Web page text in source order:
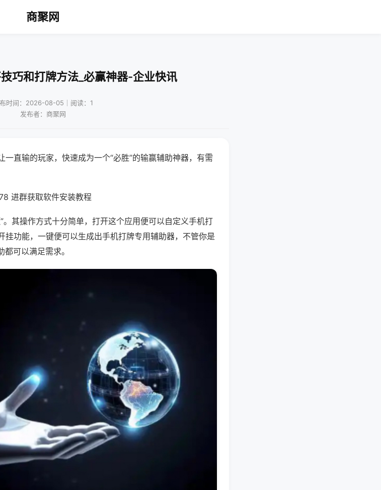
商聚网
巧和打牌方法_必赢神器-企业快讯
时间：2026-08-05｜阅读：1
发布者：商聚网
直输的玩家，快速成为一个“必胜”的输赢辅助神器，有需
进群获取软件安装教程
。其操作方式十分简单，打开这个应用便可以自定义手机打
挂功能，一键便可以生成出手机打牌专用辅助器，不管你是
可以满足需求。